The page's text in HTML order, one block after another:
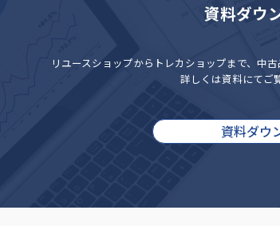
資料ダウ
リユースショップからトレカショップまで、 中古
詳しくは資料にてご
資料ダウ